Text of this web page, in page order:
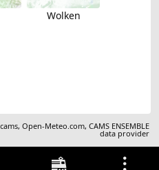
Wolken
,Open-Meteo.com,CAMS ENSEMBLE
data provider